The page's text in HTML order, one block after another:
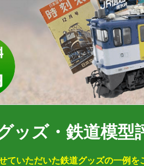
ッズ・鉄道模型
ていただいた鉄道グッズの一例を